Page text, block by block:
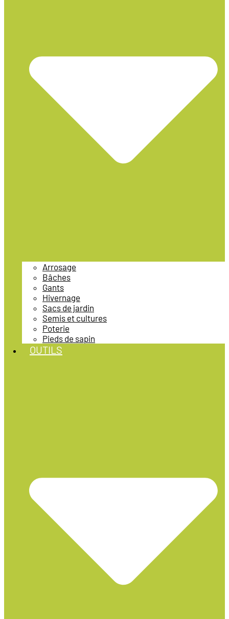
Arrosage
Bâches
Gants
Hivernage
Sacs de jardin
Semis et cultures
Poterie
Pieds de sapin
OUTILS